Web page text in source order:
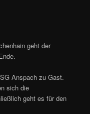
geht der
Anspach zu Gast.
sich die
geht es für den